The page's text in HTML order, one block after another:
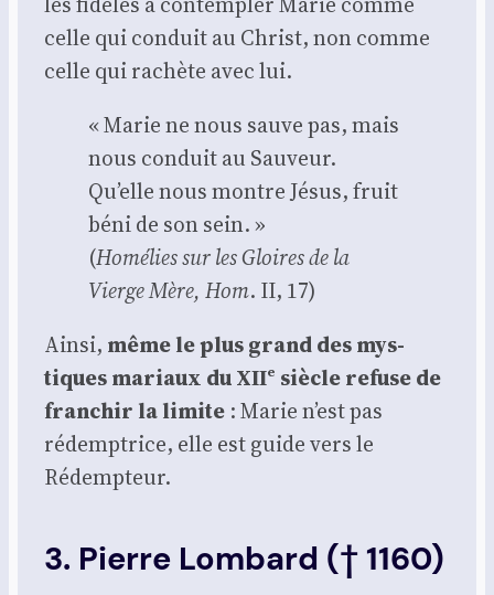
celle qui conduit au Christ, non comme
celle qui rachète avec lui.
« Marie ne nous sauve pas, mais
nous conduit au Sau­veur.
Qu’elle nous montre Jésus, fruit
béni de son sein. »
(Homé­lies sur les Gloires de la
Vierge Mère, Hom. II, 17)
Ain­si, même le plus grand des mys­
tiques mariaux du XIIᵉ siècle refuse de
fran­chir la limite : Marie n’est pas
rédemp­trice, elle est guide vers le
Rédemp­teur.
3. Pierre Lombard († 1160)